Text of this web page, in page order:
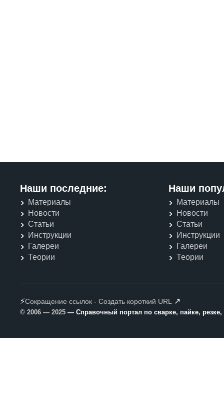
Наши последние:
Материалы
Новости
Статьи
Инструкции
Галереи
Теории
Наши
Материалы
Новости
Статьи
Инструкции
Галереи
Теории
⚡Сокращение ссылок - Создать короткий URL ↗
© 2006 — 2025 — Справочный портал по сварке, пайке,